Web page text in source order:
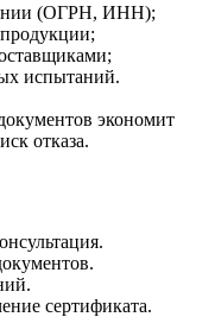
(ОГРН, ИНН);
испытаний.
экономит
отказа.
сертификата.